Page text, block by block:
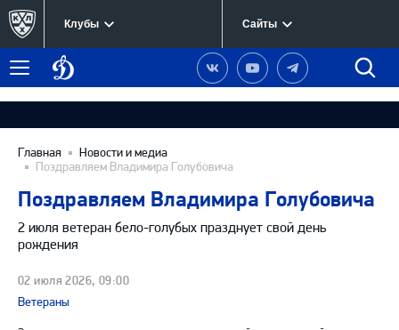
Клубы Сайты
Меню
Динамо
Москва
Наша
группа
Вконтакте
Наш
канал
YouTube
Наш
канал
Telegram
Главная
Новости и медиа
Поздравляем Владимира Голубовича
Поздравляем Владимира Голубовича
2 июля ветеран бело-голубых празднует свой день
рождения
02 июля 2026, 09:00
Ветераны